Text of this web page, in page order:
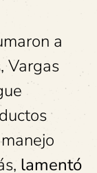
a
Vargas
lamentó